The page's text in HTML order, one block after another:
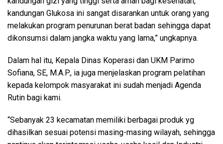
kandungan Glukosa ini sangat disarankan untuk orang yang
melakukan program penurunan berat badan sehingga dapat
dikonsumsi dalam jangka waktu yang lama,” ungkapnya.
Dalam hal itu, Kepala Dinas Koperasi dan UKM Parimo
Sofiana, SE, M.A.P., ia juga menjelaskan program pelatihan
kepada kelompok masyarakat ini sudah menjadi Agenda
Rutin bagi kami.
“Sebanyak 23 kecamatan memiliki berbagai produk yg
dihasilkan sesuai potensi masing-masing wilayah, sehingga